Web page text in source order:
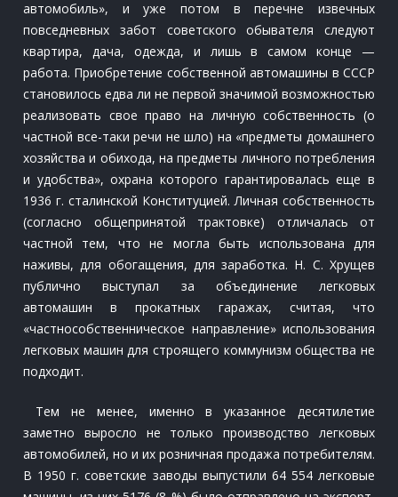
автомобиль», и уже потом в перечне извечных
повседневных забот советского обывателя следуют
квартира, дача, одежда, и лишь в самом конце —
работа. Приобретение собственной автомашины в СССР
становилось едва ли не первой значимой возможностью
реализовать свое право на личную собственность (о
частной все-таки речи не шло) на «предметы домашнего
хозяйства и обихода, на предметы личного потребления
и удобства», охрана которого гарантировалась еще в
1936 г. сталинской Конституцией. Личная собственность
(согласно общепринятой трактовке) отличалась от
частной тем, что не могла быть использована для
наживы, для обогащения, для заработка. Н. С. Хрущев
публично выступал за объединение легковых
автомашин в прокатных гаражах, считая, что
«частнособственническое направление» использования
легковых машин для строящего коммунизм общества не
подходит.
Тем не менее, именно в указанное десятилетие
заметно выросло не только производство легковых
автомобилей, но и их розничная продажа потребителям.
В 1950 г. советские заводы выпустили 64 554 легковые